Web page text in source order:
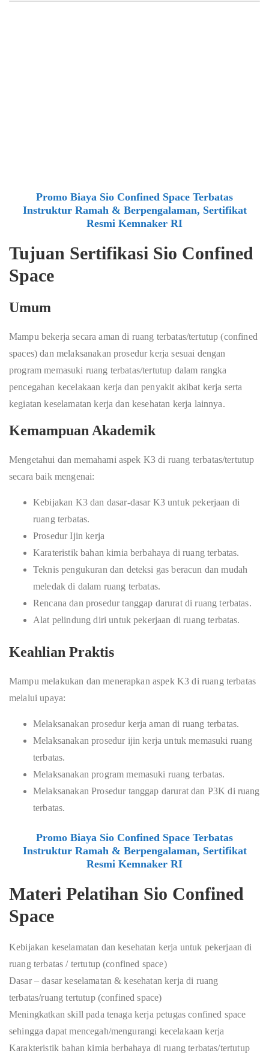
Promo Biaya Sio Confined Space Terbatas
Instruktur Ramah & Berpengalaman, Sertifikat
Resmi Kemnaker RI
Tujuan Sertifikasi Sio Confined
Space
Umum
Mampu bekerja secara aman di ruang terbatas/tertutup (confined
spaces) dan melaksanakan prosedur kerja sesuai dengan
program memasuki ruang terbatas/tertutup dalam rangka
pencegahan kecelakaan kerja dan penyakit akibat kerja serta
kegiatan keselamatan kerja dan kesehatan kerja lainnya.
Kemampuan Akademik
Mengetahui dan memahami aspek K3 di ruang terbatas/tertutup
secara baik mengenai:
Kebijakan K3 dan dasar-dasar K3 untuk pekerjaan di
ruang terbatas.
Prosedur Ijin kerja
Karateristik bahan kimia berbahaya di ruang terbatas.
Teknis pengukuran dan deteksi gas beracun dan mudah
meledak di dalam ruang terbatas.
Rencana dan prosedur tanggap darurat di ruang terbatas.
Alat pelindung diri untuk pekerjaan di ruang terbatas.
Keahlian Praktis
Mampu melakukan dan menerapkan aspek K3 di ruang terbatas
melalui upaya:
Melaksanakan prosedur kerja aman di ruang terbatas.
Melaksanakan prosedur ijin kerja untuk memasuki ruang
terbatas.
Melaksanakan program memasuki ruang terbatas.
Melaksanakan Prosedur tanggap darurat dan P3K di ruang
terbatas.
Promo Biaya Sio Confined Space Terbatas
Instruktur Ramah & Berpengalaman, Sertifikat
Resmi Kemnaker RI
Materi Pelatihan Sio Confined
Space
Kebijakan keselamatan dan kesehatan kerja untuk pekerjaan di
ruang terbatas / tertutup (confined space)
Dasar – dasar keselamatan & kesehatan kerja di ruang
terbatas/ruang tertutup (confined space)
Meningkatkan skill pada tenaga kerja petugas confined space
sehingga dapat mencegah/mengurangi kecelakaan kerja
Karakteristik bahan kimia berbahaya di ruang terbatas/tertutup